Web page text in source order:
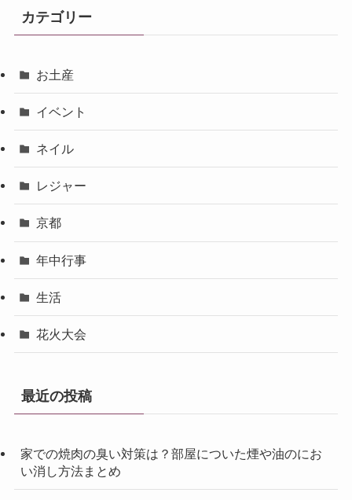
カテゴリー
お土産
イベント
ネイル
レジャー
京都
年中行事
生活
花火大会
最近の投稿
家での焼肉の臭い対策は？部屋についた煙や油のにお
い消し方法まとめ